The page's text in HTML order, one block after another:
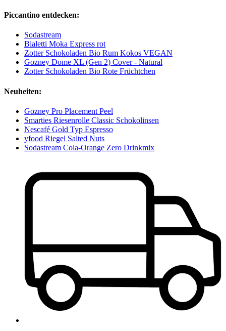
Piccantino entdecken:
Sodastream
Bialetti Moka Express rot
Zotter Schokoladen Bio Rum Kokos VEGAN
Gozney Dome XL (Gen 2) Cover - Natural
Zotter Schokoladen Bio Rote Früchtchen
Neuheiten:
Gozney Pro Placement Peel
Smarties Riesenrolle Classic Schokolinsen
Nescafé Gold Typ Espresso
yfood Riegel Salted Nuts
Sodastream Cola-Orange Zero Drinkmix